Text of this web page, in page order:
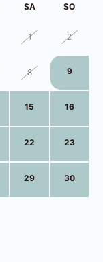
SA SO
1 2
8 9
15 16
22 23
29 30